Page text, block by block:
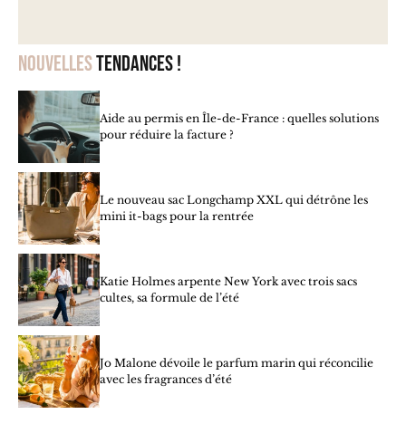
Nouvellestendances !
Aide au permis en Île-de-France : quelles solutions
pour réduire la facture ?
Le nouveau sac Longchamp XXL qui détrône les
mini it-bags pour la rentrée
Katie Holmes arpente New York avec trois sacs
cultes, sa formule de l’été
Jo Malone dévoile le parfum marin qui réconcilie
avec les fragrances d’été